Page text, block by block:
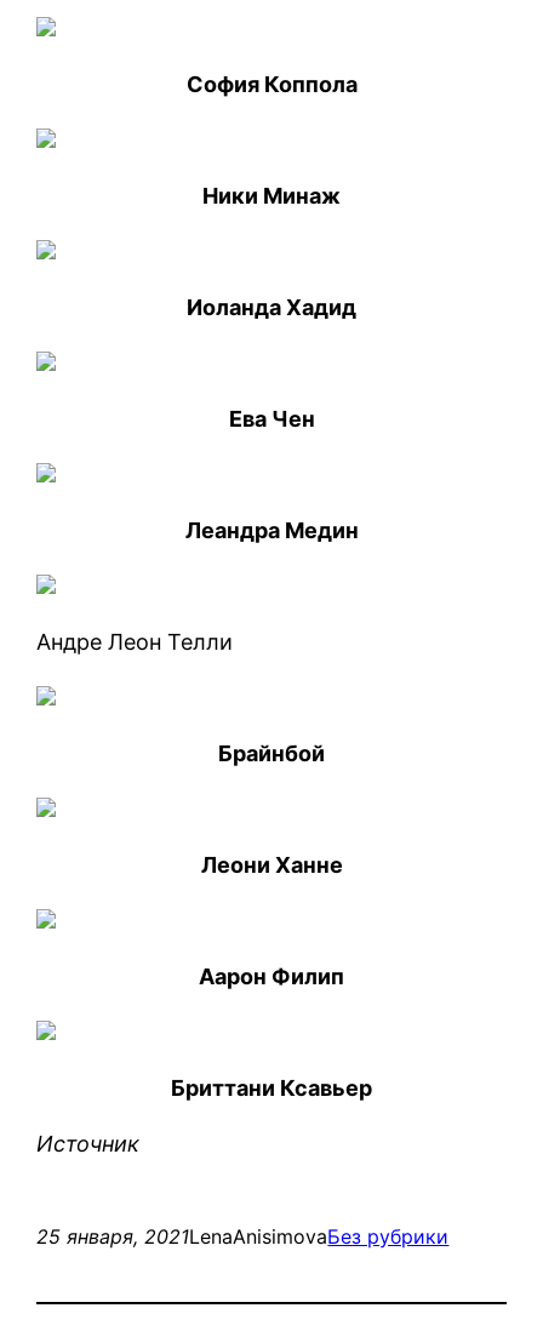
София Коппола
Ники Минаж
Иоланда Хадид
Ева Чен
Леандра Медин
Андре Леон Телли
Брайнбой
Леони Ханне
Аарон Филип
Бриттани Ксавьер
Источник
25 января, 2021LenaAnisimovaБез рубрики